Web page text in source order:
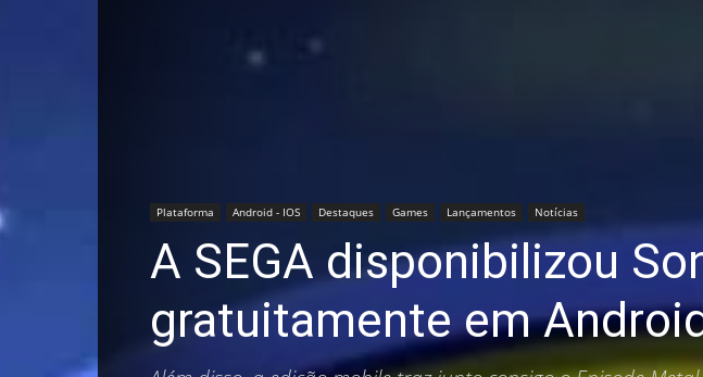
Plataforma Android - IOS Destaques Games Lançamentos Notícias
A SEGA disponibilizou
gratuitamente em